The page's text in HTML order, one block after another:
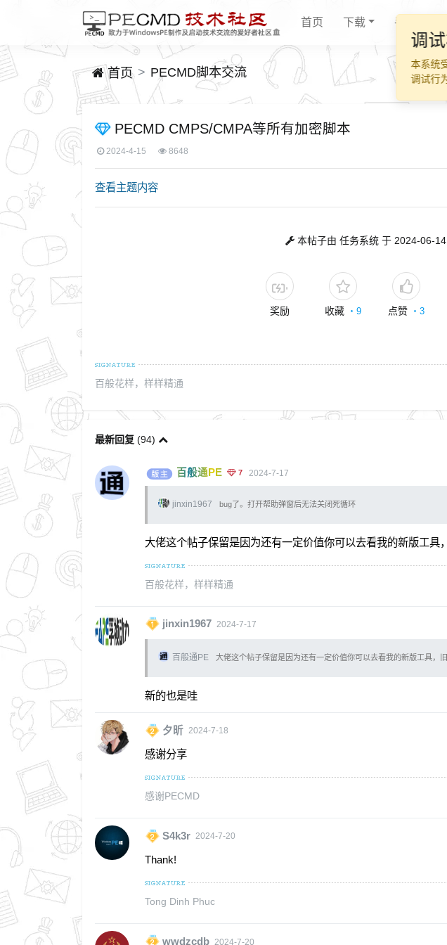
首页 下载 手册
首页 PECMD脚本交流
PECMD CMPS/CMPA等所有加密脚本
2024-4-15 8648
查看主题内容
本帖子由 任务系统 于 2024-06-
奖励 收藏 ・9 点赞 ・3
百般花样，样样精通
最新回复(94)
百般通PE 7 2024-7-17
jinxin1967 bug了。打开帮助弹窗后无法关闭死循环
大佬这个帖子保留是因为还有一定价值你可以去看我的新版工具
百般花样，样样精通
jinxin1967 2024-7-17
百般通PE 大佬这个帖子保留是因为还有一定价值你可以去看我的新版工具，
新的也是哇
夕昕 2024-7-18
感谢分享
感谢PECMD
S4k3r 2024-7-20
Thank!
Tong Dinh Phuc
wwdzcdb 2024-7-20
调
本系统
调试行